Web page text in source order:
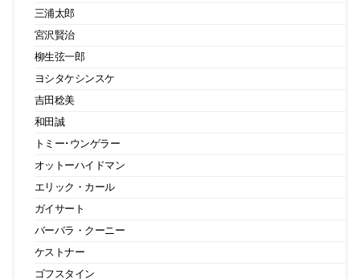
三浦太郎
宮沢賢治
柳生弦一郎
ヨシタケシンスケ
吉田稔美
和田誠
トミー･ウンゲラー
オットーハイドマン
エリック・カール
ガイサート
バーバラ・クーニー
ケストナー
ゴフスタイン